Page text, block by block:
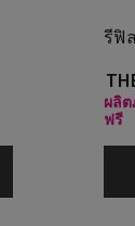
รีฟิ
ผลิ
ฟรี